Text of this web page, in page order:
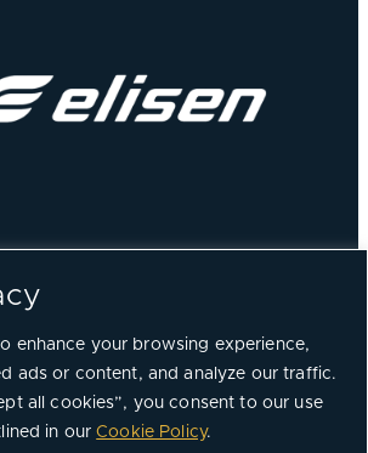
enhance your browsing experience,
ads or content, and analyze our traffic.
all cookies”, you consent to our use
in ourCookie Policy.
All Rights Reserved.